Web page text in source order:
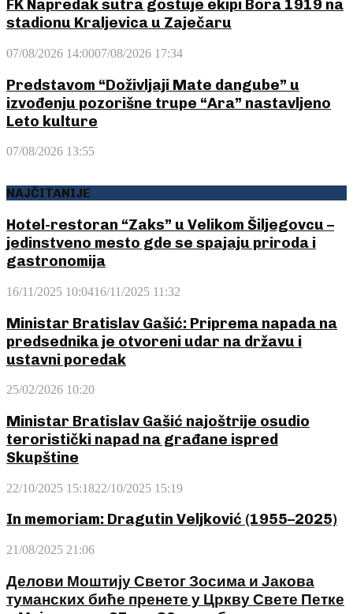
FK Napredak sutra gostuje ekipi Bora 1919 na
stadionu Kraljevica u Zaječaru
07/08/2026 14:0007/08/2026 17:34
Predstavom “Doživljaji Mate dangube” u
izvođenju pozorišne trupe “Ara” nastavljeno
Leto kulture
07/08/2026 13:55
NAJČITANIJE
Hotel-restoran “Zaks” u Velikom Šiljegovcu –
jedinstveno mesto gde se spajaju priroda i
gastronomija
16/11/2025 10:0416/11/2025 11:32
Ministar Bratislav Gašić: Priprema napada na
predsednika je otvoreni udar na državu i
ustavni poredak
25/02/2026 10:20
Ministar Bratislav Gašić najoštrije osudio
teroristički napad na građane ispred
Skupštine
22/10/2025 15:1822/10/2025 15:19
In memoriam: Dragutin Veljković (1955–2025)
21/08/2025 21:06
Делови Моштију Светог Зосима и Јакова
туманских биће пренете у Цркву Свете Петке